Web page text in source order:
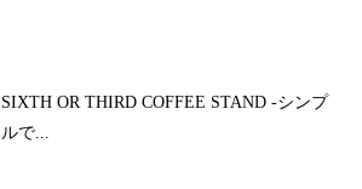
SIXTH OR THIRD COFFEE STAND -シンプ
ルで...